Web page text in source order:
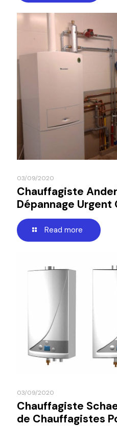
03/09/2020
Chauffagiste
Dépannage Urgent
Read more
03/09/2020
Chauffagiste
de Chauffagistes